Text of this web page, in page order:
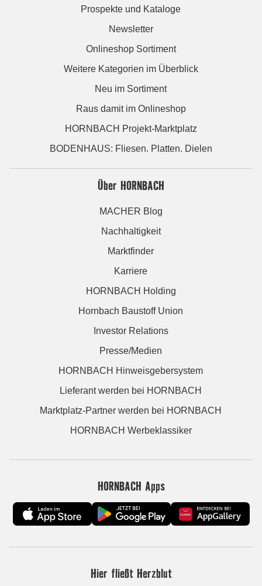
Prospekte und Kataloge
Newsletter
Onlineshop Sortiment
Weitere Kategorien im Überblick
Neu im Sortiment
Raus damit im Onlineshop
HORNBACH Projekt-Marktplatz
BODENHAUS: Fliesen. Platten. Dielen
Über HORNBACH
MACHER Blog
Nachhaltigkeit
Marktfinder
Karriere
HORNBACH Holding
Hornbach Baustoff Union
Investor Relations
Presse/Medien
HORNBACH Hinweisgebersystem
Lieferant werden bei HORNBACH
Marktplatz-Partner werden bei HORNBACH
HORNBACH Werbeklassiker
HORNBACH Apps
Hier fließt Herzblut